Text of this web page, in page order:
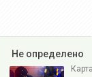
️ Не определено